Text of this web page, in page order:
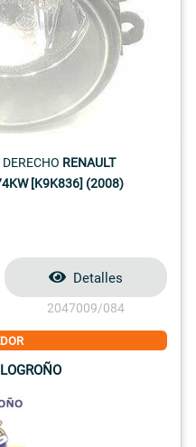
RENAULT
[K9K836] (2008)
Detalles
2047009/084